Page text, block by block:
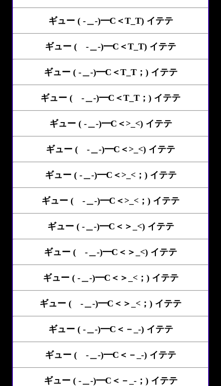
ギュー ( -＿-)━C＜T_T) イテテ
ギュー ( -＿-)━C＜T_T) イテテ
ギュー ( -＿-)━C＜T_T；) イテテ
ギュー ( -＿-)━C＜T_T；) イテテ
ギュー ( -＿-)━C＜>_<) イテテ
ギュー ( -＿-)━C＜>_<) イテテ
ギュー ( -＿-)━C＜>_<；) イテテ
ギュー ( -＿-)━C＜>_<；) イテテ
ギュー ( -＿-)━C＜＞_<) イテテ
ギュー ( -＿-)━C＜＞_<) イテテ
ギュー ( -＿-)━C＜＞_<；) イテテ
ギュー ( -＿-)━C＜＞_<；) イテテ
ギュー ( -＿-)━C＜－_-) イテテ
ギュー ( -＿-)━C＜－_-) イテテ
ギュー ( -＿-)━C＜－_-；) イテテ